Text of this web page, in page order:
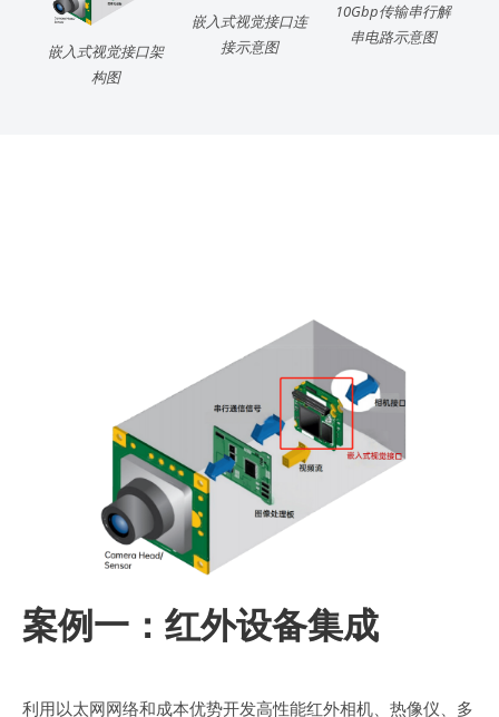
嵌入式视觉接口架
构图
嵌入式视觉接口连
接示意图
10Gbp传输串行解
串电路示意图
案例一：红外设备集成
利用以太网网络和成本优势开发高性能红外相机、热像仪、多